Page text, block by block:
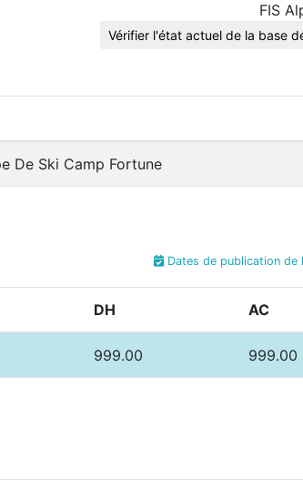
FIS
Vérifier l'état actuel de la base
De Ski Camp Fortune
Dates de publication de
DH AC
999.00 999.00